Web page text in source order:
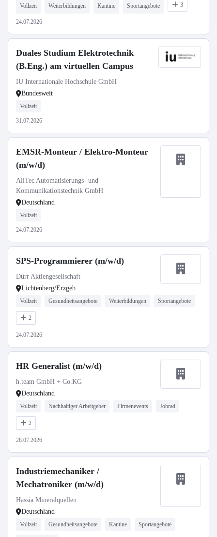
Vollzeit Weiterbildungen Kantine Sportangebote 3
24.07.2026
Duales Studium Elektrotechnik
(B.Eng.) am virtuellen Campus
IU Internationale Hochschule GmbH
Bundesweit
Vollzeit
31.07.2026
EMSR-Monteur / Elektro-Monteur
(m/w/d)
AllTec Automatisierungs- und
Kommunikationstechnik GmbH
Deutschland
Vollzeit
24.07.2026
SPS-Programmierer (m/w/d)
Dürr Aktiengesellschaft
Lichtenberg/Erzgeb.
Vollzeit Gesundheitsangebote Weiterbildungen Sportangebote
2
24.07.2026
HR Generalist (m/w/d)
h.team GmbH + Co.KG
Deutschland
Vollzeit Nachhaltiger Arbeitgeber Firmenevents Jobrad
2
28.07.2026
Industriemechaniker /
Mechatroniker (m/w/d)
Hassia Mineralquellen
Deutschland
Vollzeit Gesundheitsangebote Kantine Sportangebote